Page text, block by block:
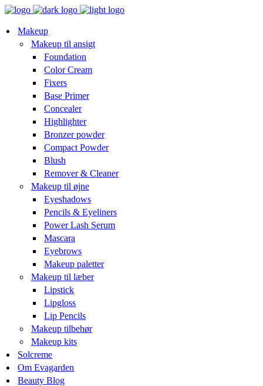
Makeup
Makeup til ansigt
Foundation
Color Cream
Fixers
Base Primer
Concealer
Highlighter
Bronzer powder
Compact Powder
Blush
Remover & Cleaner
Makeup til øjne
Eyeshadows
Pencils & Eyeliners
Power Lash Serum
Mascara
Eyebrows
Makeup paletter
Makeup til læber
Lipstick
Lipgloss
Lip Pencils
Makeup tilbehør
Makeup kits
Solcreme
Om Evagarden
Beauty Blog